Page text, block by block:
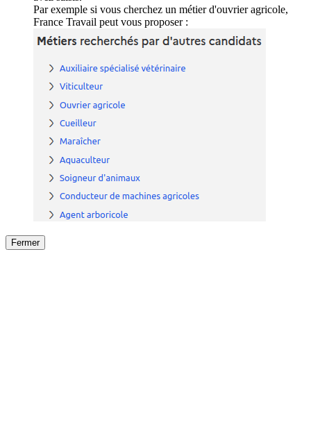
Par exemple si vous cherchez un métier d'ouvrier agricole,
France Travail peut vous proposer :
Fermer